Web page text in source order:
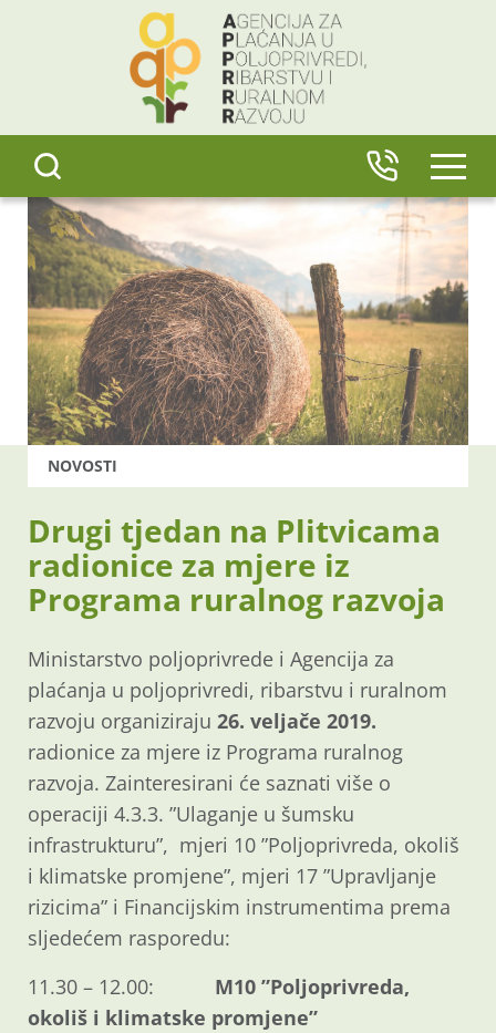
NOVOSTI
Drugi tjedan na Plitvicama
radionice za mjere iz
Programa ruralnog razvoja
Ministarstvo poljoprivrede i Agencija za
plaćanja u poljoprivredi, ribarstvu i ruralnom
razvoju organiziraju 26. veljače 2019.
radionice za mjere iz Programa ruralnog
razvoja. Zainteresirani će saznati više o
operaciji 4.3.3. ”Ulaganje u šumsku
infrastrukturu”, mjeri 10 ”Poljoprivreda, okoliš
i klimatske promjene”, mjeri 17 ”Upravljanje
rizicima” i Financijskim instrumentima prema
sljedećem rasporedu:
11.30 – 12.00: M10 ”Poljoprivreda,
okoliš i klimatske promjene”